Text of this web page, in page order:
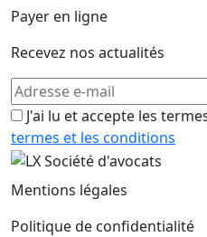
Payer en ligne
Recevez nos actualités
J'ai lu et accepte les
termes et les conditions
Mentions légales
Politique de confidentialité